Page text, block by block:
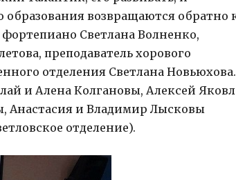
образования возвращаются обратно
Светлана Волненко,
преподаватель хорового
отделения Светлана Новьюхова.
и Алена Колгановы, Алексей
Анастасия и Владимир Лысковы
отделение).